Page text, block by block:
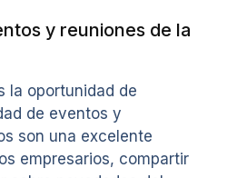
y reuniones de la
la oportunidad de
de eventos y
son una excelente
empresarios, compartir